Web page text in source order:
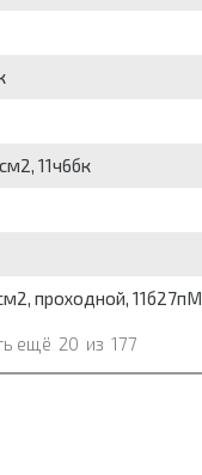
11ч6бк
проходной, 11б27пМ
ещё 20 из 177